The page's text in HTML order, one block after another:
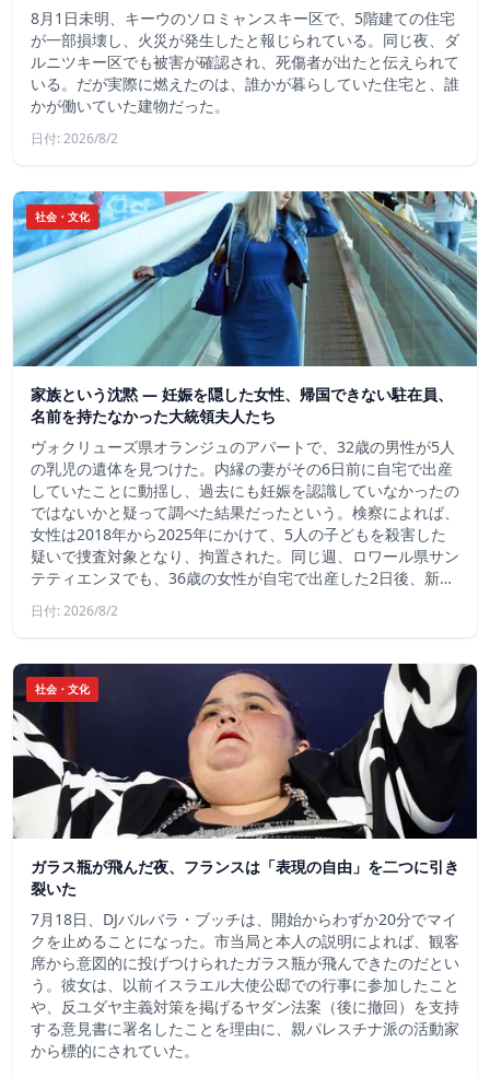
8月1日未明、キーウのソロミャンスキー区で、5階建ての住宅
が一部損壊し、火災が発生したと報じられている。同じ夜、ダ
ルニツキー区でも被害が確認され、死傷者が出たと伝えられて
いる。だが実際に燃えたのは、誰かが暮らしていた住宅と、誰
かが働いていた建物だった。
日付: 2026/8/2
社会・文化
家族という沈黙 ― 妊娠を隠した女性、帰国できない駐在員、
名前を持たなかった大統領夫人たち
ヴォクリューズ県オランジュのアパートで、32歳の男性が5人
の乳児の遺体を見つけた。内縁の妻がその6日前に自宅で出産
していたことに動揺し、過去にも妊娠を認識していなかったの
ではないかと疑って調べた結果だったという。検察によれば、
女性は2018年から2025年にかけて、5人の子どもを殺害した
疑いで捜査対象となり、拘置された。同じ週、ロワール県サン
テティエンヌでも、36歳の女性が自宅で出産した2日後、新…
日付: 2026/8/2
社会・文化
ガラス瓶が飛んだ夜、フランスは「表現の自由」を二つに引き
裂いた
7月18日、DJバルバラ・ブッチは、開始からわずか20分でマイ
クを止めることになった。市当局と本人の説明によれば、観客
席から意図的に投げつけられたガラス瓶が飛んできたのだとい
う。彼女は、以前イスラエル大使公邸での行事に参加したこと
や、反ユダヤ主義対策を掲げるヤダン法案（後に撤回）を支持
する意見書に署名したことを理由に、親パレスチナ派の活動家
から標的にされていた。